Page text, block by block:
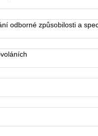
odborné způsobilosti a